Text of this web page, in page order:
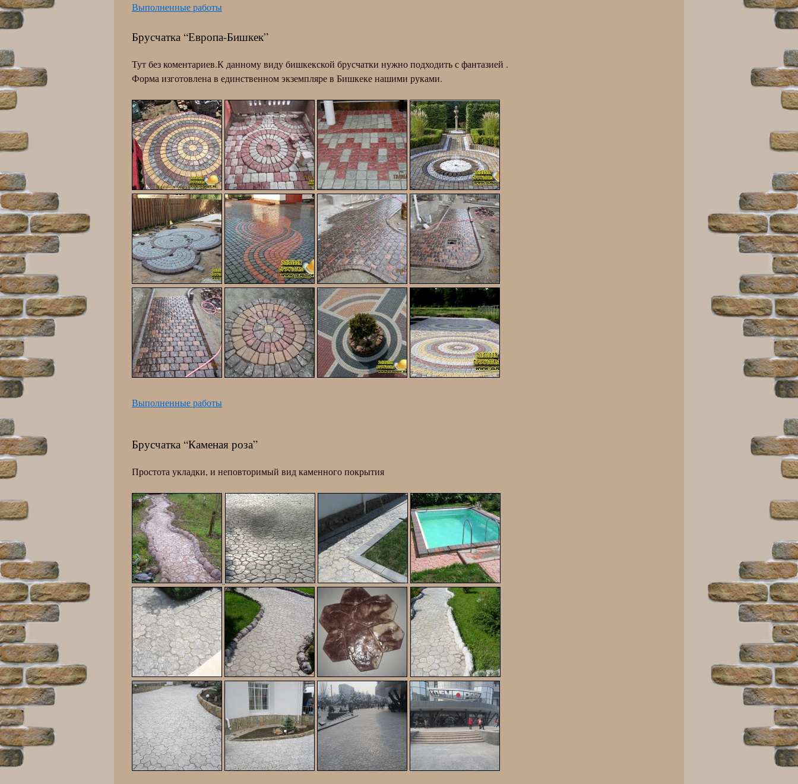
Выполненные работы
Брусчатка “Европа-Бишкек”
Тут без коментариев.К данному виду бишкекской брусчатки нужно подходить с фантазией .
Форма изготовлена в единственном экземпляре в Бишкеке нашими руками.
Выполненные работы
Брусчатка “Каменая роза”
Простота укладки, и неповторимый вид каменного покрытия